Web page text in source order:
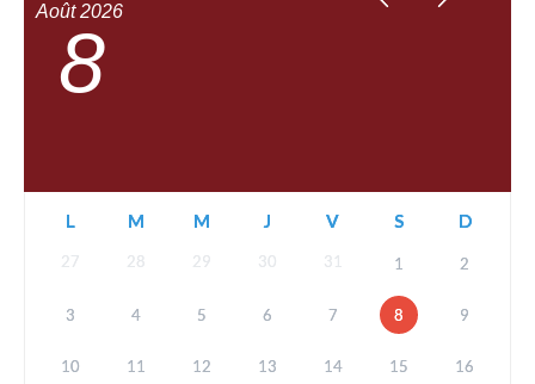
Août 2026
8
L M M J V S D
27 28 29 30 31 1 2
3 4 5 6 7 8 9
10 11 12 13 14 15 16